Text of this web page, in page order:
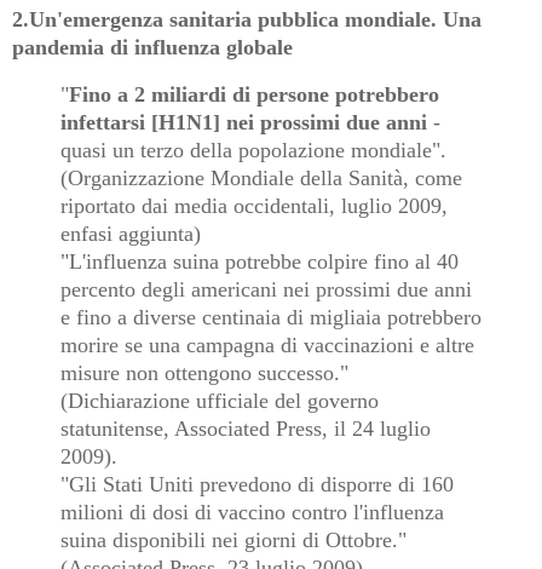
2.Un'emergenza sanitaria pubblica mondiale. Una
pandemia di influenza globale
"Fino a 2 miliardi di persone potrebbero
infettarsi [H1N1] nei prossimi due anni -
quasi un terzo della popolazione mondiale".
(Organizzazione Mondiale della Sanità, come
riportato dai media occidentali, luglio 2009,
enfasi aggiunta)
"L'influenza suina potrebbe colpire fino al 40
percento degli americani nei prossimi due anni
e fino a diverse centinaia di migliaia potrebbero
morire se una campagna di vaccinazioni e altre
misure non ottengono successo."
(Dichiarazione ufficiale del governo
statunitense, Associated Press, il 24 luglio
2009).
"Gli Stati Uniti prevedono di disporre di 160
milioni di dosi di vaccino contro l'influenza
suina disponibili nei giorni di Ottobre."